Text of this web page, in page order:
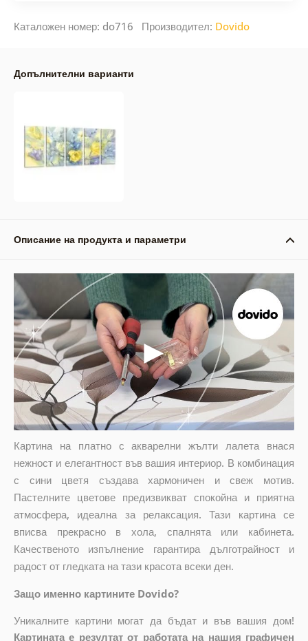
Каталожен номер: do716 Производител: Dovido
Допълнителни варианти
Описание на продукта и параметри
Картина на платно с акварелни жълти лалета внася
нежност и елегантност във вашия интериор. В комбинация
с сини цветя създава хармоничен и свеж мотив.
Пастелните цветове предизвикват спокойна и приятна
атмосфера, идеална за релаксация. Тази картина се
вписва прекрасно в хола, спалнята или кабинета.
Качественото изпълнение гарантира дълготрайност и
радост от гледката на тази красота всеки ден.
Защо именно картините Dovido?
Уникалните картини могат да бъдат и във вашия дом!
Картината е резултат от работата на нашия графичен